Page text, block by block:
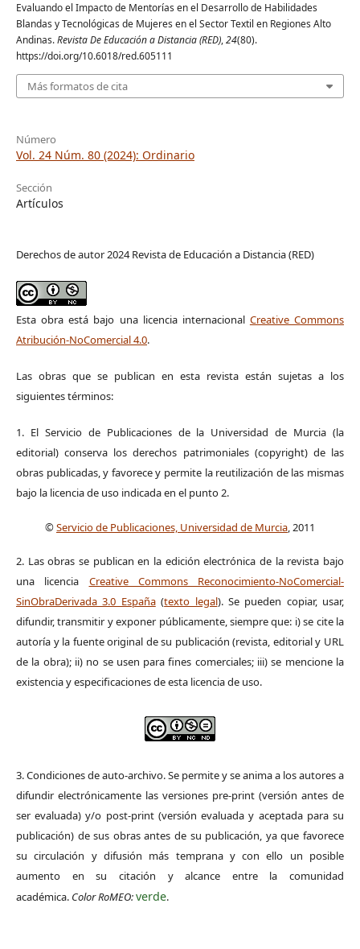
Evaluando el Impacto de Mentorías en el Desarrollo de Habilidades
Blandas y Tecnológicas de Mujeres en el Sector Textil en Regiones Alto
Andinas.Revista De Educación a Distancia (RED),24(80).
https://doi.org/10.6018/red.605111
Más formatos de cita
Número
Vol. 24 Núm. 80 (2024): Ordinario
Sección
Artículos
Derechos de autor 2024 Revista de Educación a Distancia (RED)
Esta obra está bajo una licencia internacional Creative Commons
Atribución-NoComercial 4.0.
Las obras que se publican en esta revista están sujetas a los
siguientes términos:
1. El Servicio de Publicaciones de la Universidad de Murcia (la
editorial) conserva los derechos patrimoniales (copyright) de las
obras publicadas, y favorece y permite la reutilización de las mismas
bajo la licencia de uso indicada en el punto 2.
©Servicio de Publicaciones, Universidad de Murcia, 2011
2. Las obras se publican en la edición electrónica de la revista bajo
una licencia Creative Commons Reconocimiento-NoComercial-
SinObraDerivada 3.0 España(texto legal). Se pueden copiar, usar,
difundir, transmitir y exponer públicamente, siempre que: i) se cite la
autoría y la fuente original de su publicación (revista, editorial y URL
de la obra); ii) no se usen para fines comerciales; iii) se mencione la
existencia y especificaciones de esta licencia de uso.
3. Condiciones de auto-archivo. Se permite y se anima a los autores a
difundir electrónicamente las versiones pre-print (versión antes de
ser evaluada) y/o post-print (versión evaluada y aceptada para su
publicación) de sus obras antes de su publicación, ya que favorece
su circulación y difusión más temprana y con ello un posible
aumento en su citación y alcance entre la comunidad
académica. Color RoMEO:verde.